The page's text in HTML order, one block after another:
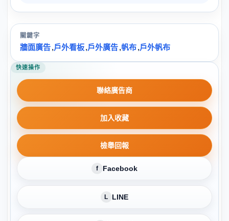
關鍵字
牆面廣告,戶外看板,戶外廣告,帆布,戶外帆布
快速操作
聯絡廣告商
加入收藏
檢舉回報
f Facebook
L LINE